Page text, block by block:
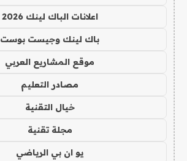
اعلانات الباك لينك 2026
باك لينك وجيست بوست
موقع المشاريع العربي
مصادر التعليم
خيال التقنية
مجلة تقنية
يو ان بي الرياضي